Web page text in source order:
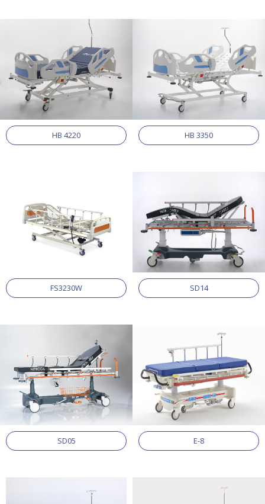
HB 4220 HB 3350
FS3230W SD14
SD05 E-8